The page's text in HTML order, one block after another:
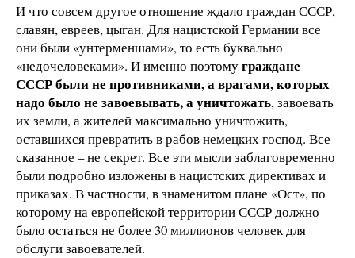
И что совсем другое отношение ждало граждан СССР,
славян, евреев, цыган. Для нацистской Германии все
они были «унтерменшами», то есть буквально
«недочеловеками». И именно поэтомуграждане
СССР были не противниками, а врагами, которых
надо было не завоевывать, а уничтожать, завоевать
их земли, а жителей максимально уничтожить,
оставшихся превратить в рабов немецких господ. Все
сказанное – не секрет. Все эти мысли заблаговременно
были подробно изложены в нацистских директивах и
приказах. В частности, в знаменитом плане «Ост», по
которому на европейской территории СССР должно
было остаться не более 30 миллионов человек для
обслуги завоевателей.